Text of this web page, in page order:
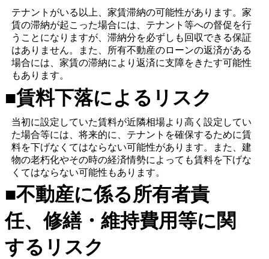
テナントがいる以上、家賃滞納の可能性があります。家
賃の滞納が起こった場合には、テナント等への督促を行
うことになりますが、滞納分を必ずしも回収できる保証
はありません。また、所有不動産のローンの返済がある
場合には、家賃の滞納により返済に支障をきたす可能性
もあります。
■賃料下落によるリスク
当初に設定していた賃料が近隣相場より高く設定してい
た場合等には、将来的に、テナントを確保するために賃
料を下げなくてはならない可能性があります。また、建
物の老朽化やその時の経済情勢によっても賃料を下げな
くてはならない可能性もあります。
■不動産に係る所有者責
任、修繕・維持費用等に関
するリスク